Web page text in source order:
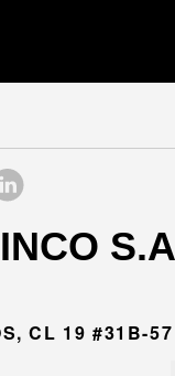
CL 19 #31B-